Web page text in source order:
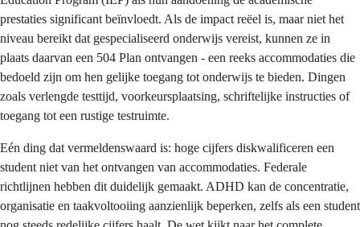
prestaties significant beïnvloedt. Als de impact reëel is, maar niet het
niveau bereikt dat gespecialiseerd onderwijs vereist, kunnen ze in
plaats daarvan een 504 Plan ontvangen - een reeks accommodaties die
bedoeld zijn om hen gelijke toegang tot onderwijs te bieden. Dingen
zoals verlengde testtijd, voorkeursplaatsing, schriftelijke instructies of
toegang tot een rustige testruimte.
Eén ding dat vermeldenswaard is: hoge cijfers diskwalificeren een
student niet van het ontvangen van accommodaties. Federale
richtlijnen hebben dit duidelijk gemaakt. ADHD kan de concentratie,
organisatie en taakvoltooiing aanzienlijk beperken, zelfs als een student